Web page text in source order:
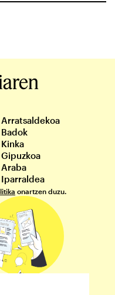
Arratsaldekoa
Badok
Kinka
Gipuzkoa
Araba
Iparraldea
onartzen duzu.